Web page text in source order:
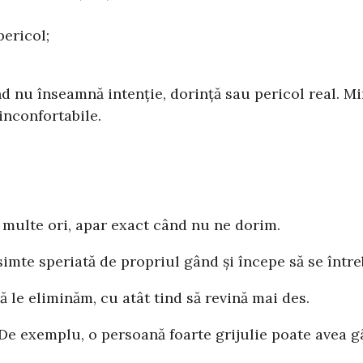
nu înseamnă intenție, dorință sau pericol real.
multe ori, apar exact când nu ne dorim.
speriată de propriul gând și începe să se
le eliminăm, cu atât tind să revină mai des.
exemplu, o persoană foarte grijulie poate avea